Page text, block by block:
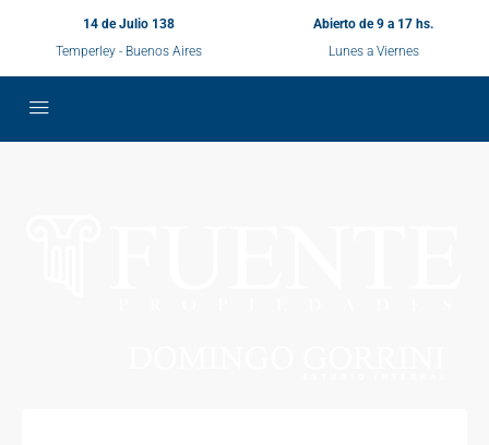
14 de Julio 138
Temperley - Buenos Aires
Abierto de 9 a 17 hs.
Lunes a Viernes